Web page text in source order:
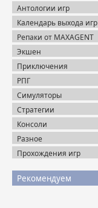
Антологии игр
Календарь выхода игр
Репаки от MAXAGENT
Экшен
Приключения
РПГ
Симуляторы
Стратегии
Консоли
Разное
Прохождения игр
Рекомендуем